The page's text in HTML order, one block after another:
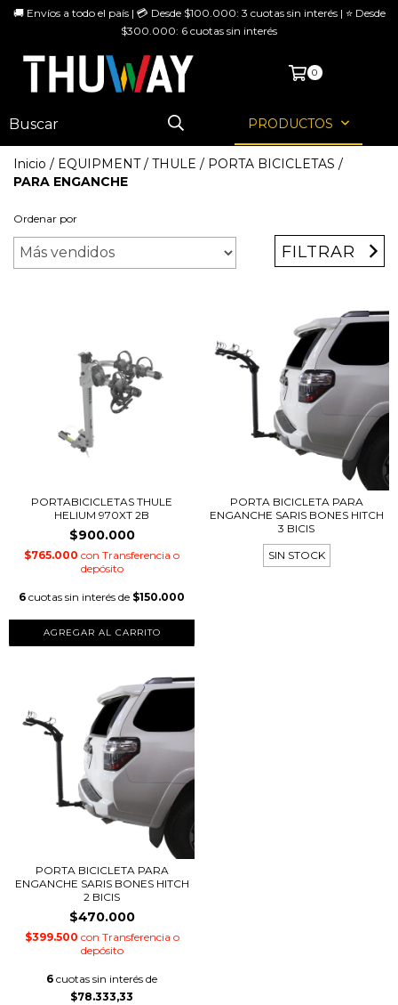
🚚 Envíos a todo el país | 💳 Desde $100.000: 3 cuotas sin interés | ⭐ Desde
$300.000: 6 cuotas sin interés
0
PRODUCTOS
Inicio / EQUIPMENT / THULE / PORTA BICICLETAS /
PARA ENGANCHE
Ordenar por
FILTRAR
PORTABICICLETAS THULE
HELIUM 970XT 2B
$900.000
$765.000 con Transferencia o
depósito
6 cuotas sin interés de $150.000
PORTA BICICLETA PARA
ENGANCHE SARIS BONES HITCH
3 BICIS
SIN STOCK
PORTA BICICLETA PARA
ENGANCHE SARIS BONES HITCH
2 BICIS
$470.000
$399.500 con Transferencia o
depósito
6 cuotas sin interés de
$78.333,33